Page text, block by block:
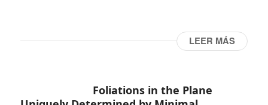
LEER MÁS
Foliations in the Plane